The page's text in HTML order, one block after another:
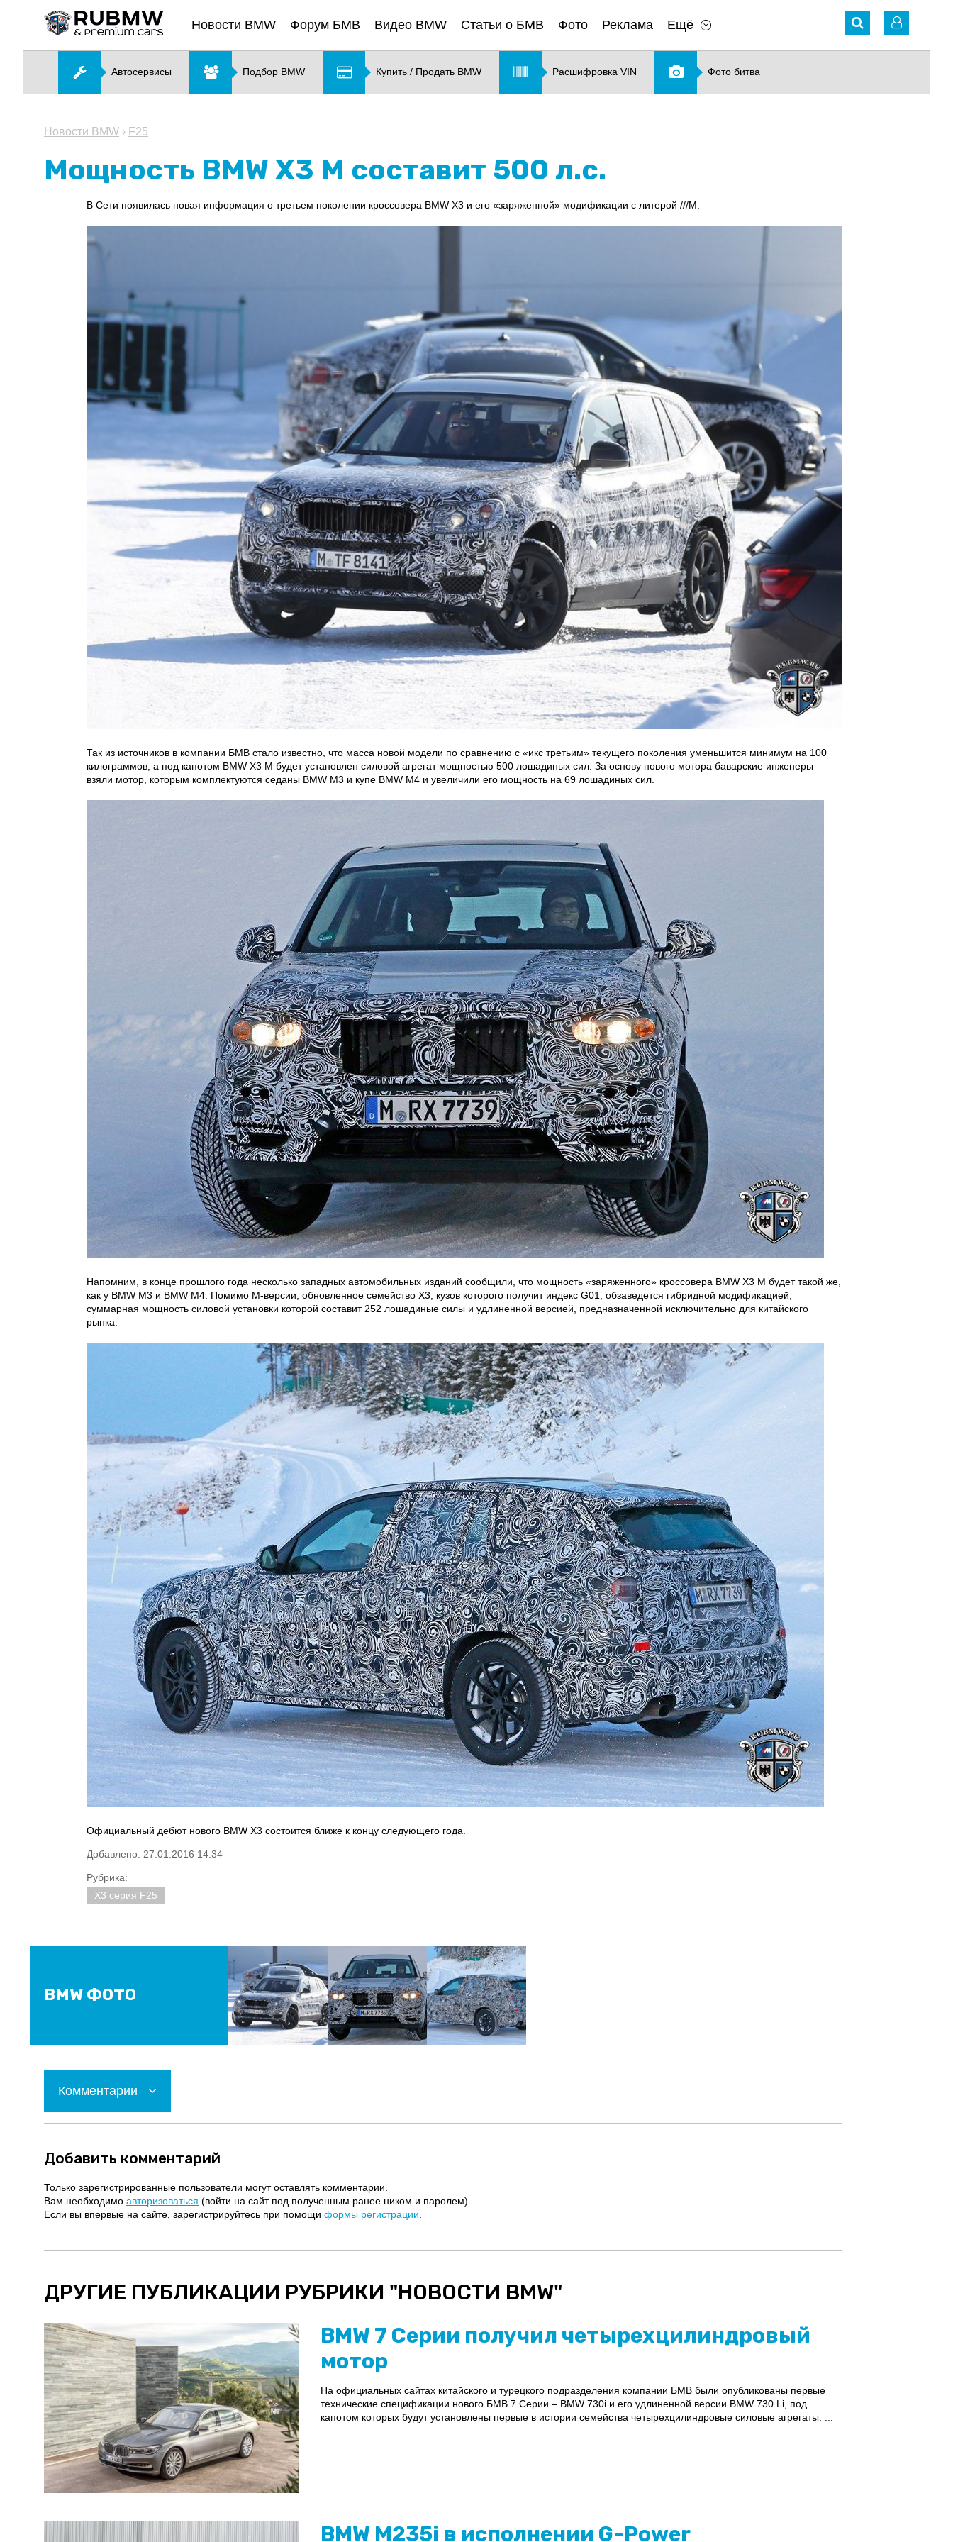
Новости BMW Форум БМВ Видео BMW Статьи о БМВ Фото Реклама Ещё
Автосервисы Подбор BMW Купить / Продать BMW Расшифровка VIN Фото битва
Новости BMW › F25
Мощность BMW X3 M составит 500 л.с.
В Сети появилась новая информация о третьем поколении кроссовера BMW X3 и его «заряженной» модификации с литерой ///M.
Так из источников в компании БМВ стало известно, что масса новой модели по сравнению с «икс третьим» текущего поколения уменьшится минимум на 100
килограммов, а под капотом BMW X3 M будет установлен силовой агрегат мощностью 500 лошадиных сил. За основу нового мотора баварские инженеры
взяли мотор, которым комплектуются седаны BMW M3 и купе BMW M4 и увеличили его мощность на 69 лошадиных сил.
Напомним, в конце прошлого года несколько западных автомобильных изданий сообщили, что мощность «заряженного» кроссовера BMW X3 M будет такой же,
как у BMW M3 и BMW M4. Помимо М-версии, обновленное семейство X3, кузов которого получит индекс G01, обзаведется гибридной модификацией,
суммарная мощность силовой установки которой составит 252 лошадиные силы и удлиненной версией, предназначенной исключительно для китайского
рынка.
Официальный дебют нового BMW X3 состоится ближе к концу следующего года.
Добавлено: 27.01.2016 14:34
Рубрика:
X3 серия F25
BMW ФОТО
Комментарии
Добавить комментарий
Только зарегистрированные пользователи могут оставлять комментарии.
Вам необходимо авторизоваться (войти на сайт под полученным ранее ником и паролем).
Если вы впервые на сайте, зарегистрируйтесь при помощи формы регистрации
ДРУГИЕ ПУБЛИКАЦИИ РУБРИКИ "НОВОСТИ BMW"
BMW 7 Серии получил четырехцилиндровый
мотор
На официальных сайтах китайского и турецкого подразделения компании БМВ были опубликованы первые
технические спецификации нового БМВ 7 Серии – BMW 730i и его удлиненной версии BMW 730 Li, под
капотом которых будут установлены первые в истории семейства четырехцилиндровые силовые агрегаты. ...
BMW M235i в исполнении G-Power